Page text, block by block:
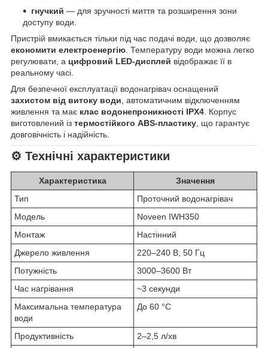
гнучкий — для зручності миття та розширення зони
доступу води.
Пристрій вмикається тільки під час подачі води, що дозволяє
економити електроенергію . Температуру води можна легко
регулювати, а цифровий LED-дисплей відображає її в
реальному часі.
Для безпечної експлуатації водонагрівач оснащений
захистом від витоку води , автоматичним відключенням
живлення та має клас водонепроникності IPX4 . Корпус
виготовлений із термостійкого ABS-пластику , що гарантує
довговічність і надійність.
⚙️ Технічні характеристики
Характеристика
Значення
Тип
Проточний водонагрівач
Модель
Noveen IWH350
Монтаж
Настінний
Джерело живлення
220–240 В, 50 Гц
Потужність
3000–3600 Вт
Час нагрівання
~3 секунди
Максимальна температура
води
До 60 °C
Продуктивність 2–2,5 л/хв